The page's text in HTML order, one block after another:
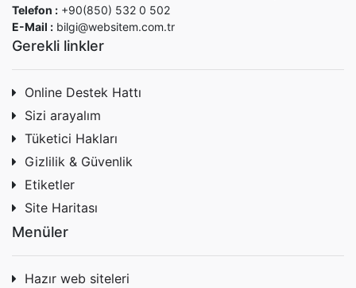
Telefon : +90(850) 532 0 502
E-Mail : bilgi@websitem.com.tr
Gerekli linkler
Online Destek Hattı
Sizi arayalım
Tüketici Hakları
Gizlilik & Güvenlik
Etiketler
Site Haritası
Menüler
Hazır web siteleri